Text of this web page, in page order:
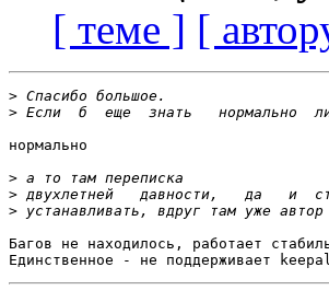
[ теме ] [
>
>
нормально
>
>
>
Багов не находилось, работает